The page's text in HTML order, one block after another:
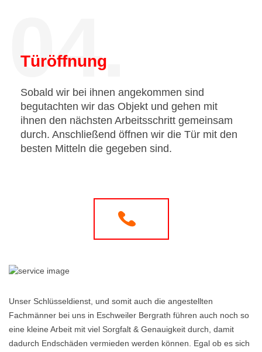
04.
Türöffnung
Sobald wir bei ihnen angekommen sind
begutachten wir das Objekt und gehen mit
ihnen den nächsten Arbeitsschritt gemeinsam
durch. Anschließend öffnen wir die Tür mit den
besten Mitteln die gegeben sind.
Unser Schlüsseldienst, und somit auch die angestellten
Fachmänner bei uns in Eschweiler Bergrath führen auch noch so
eine kleine Arbeit mit viel Sorgfalt & Genauigkeit durch, damit
dadurch Endschäden vermieden werden können. Egal ob es sich